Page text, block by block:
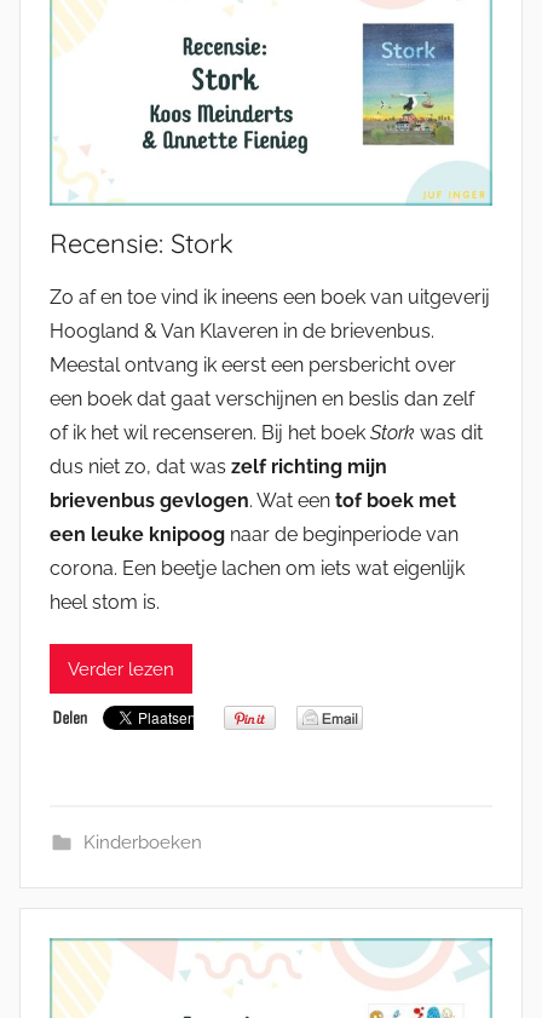
Recensie: Stork
Zo af en toe vind ik ineens een boek van uitgeverij
Hoogland & Van Klaveren in de brievenbus.
Meestal ontvang ik eerst een persbericht over
een boek dat gaat verschijnen en beslis dan zelf
of ik het wil recenseren. Bij het boek Stork was dit
dus niet zo, dat was zelf richting mijn
brievenbus gevlogen. Wat een tof boek met
een leuke knipoog naar de beginperiode van
corona. Een beetje lachen om iets wat eigenlijk
heel stom is.
Verder lezen
Kinderboeken